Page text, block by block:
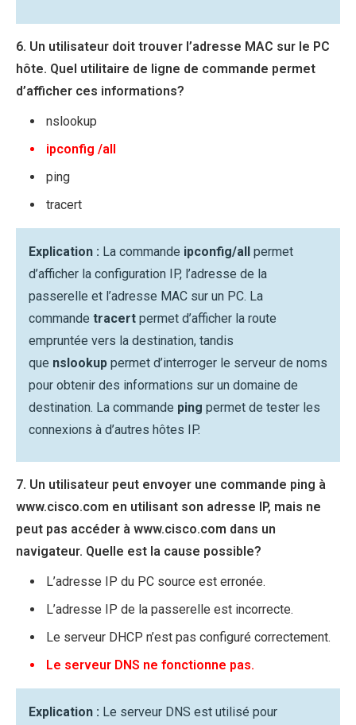
6. Un utilisateur doit trouver l’adresse MAC sur le PC
hôte. Quel utilitaire de ligne de commande permet
d’afficher ces informations?
nslookup
ipconfig /all
ping
tracert
Explication : La commande ipconfig/all permet
d’afficher la configuration IP, l’adresse de la
passerelle et l’adresse MAC sur un PC. La
commande tracert permet d’afficher la route
empruntée vers la destination, tandis
que nslookup permet d’interroger le serveur de noms
pour obtenir des informations sur un domaine de
destination. La commande ping permet de tester les
connexions à d’autres hôtes IP.
7. Un utilisateur peut envoyer une commande ping à
www.cisco.com en utilisant son adresse IP, mais ne
peut pas accéder à www.cisco.com dans un
navigateur. Quelle est la cause possible?
L’adresse IP du PC source est erronée.
L’adresse IP de la passerelle est incorrecte.
Le serveur DHCP n’est pas configuré correctement.
Le serveur DNS ne fonctionne pas.
Explication : Le serveur DNS est utilisé pour